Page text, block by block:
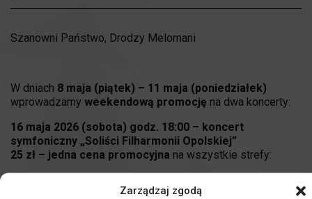
Zarządzaj zgodą
Szanowni Państwo, Drodzy Melomani
W dniach 8 maja (piątek) – 11 maja (poniedziałek)
wprowadzamy weekendową promocję na dwa koncerty:
16 maja 2026 (sobota) godz. 18:00 – koncert
symfoniczny „Soliści Filharmonii Opolskiej”
25 zł – jedna cena promocyjna na wszystkie strefy: